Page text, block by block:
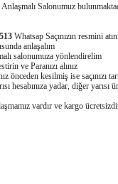
Salonumuz
Whatsap Saçınızın resmini
anlaşalım
salonumuza yönlendirelim
ve Paranızı alınız
önceden kesilmiş ise saçınızı
hesabınıza yadar, diğer yarısı
vardır ve kargo